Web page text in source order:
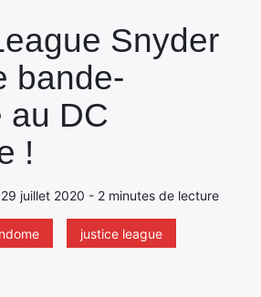
Snyder
bande-
au DC
!
juillet 2020 - 2 minutes de lecture
justice league